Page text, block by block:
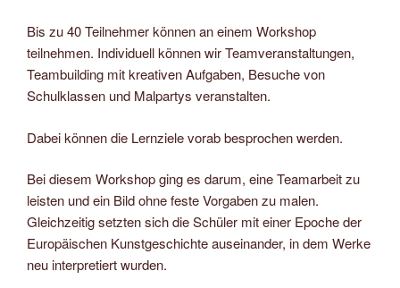
Bis zu 40 Teilnehmer können an einem Workshop
teilnehmen. Individuell können wir Teamveranstaltungen,
Teambuilding mit kreativen Aufgaben, Besuche von
Schulklassen und Malpartys veranstalten.
Dabei können die Lernziele vorab besprochen werden.
Bei diesem Workshop ging es darum, eine Teamarbeit zu
leisten und ein Bild ohne feste Vorgaben zu malen.
Gleichzeitig setzten sich die Schüler mit einer Epoche der
Europäischen Kunstgeschichte auseinander, in dem Werke
neu interpretiert wurden.